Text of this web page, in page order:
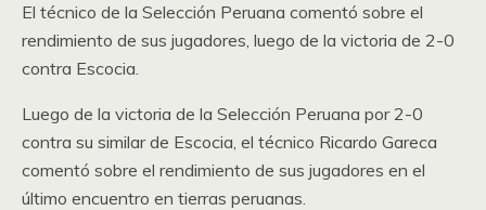
El técnico de la Selección Peruana comentó sobre el
rendimiento de sus jugadores, luego de la victoria de 2-0
contra Escocia.
Luego de la victoria de la Selección Peruana por 2-0
contra su similar de Escocia, el técnico Ricardo Gareca
comentó sobre el rendimiento de sus jugadores en el
último encuentro en tierras peruanas.